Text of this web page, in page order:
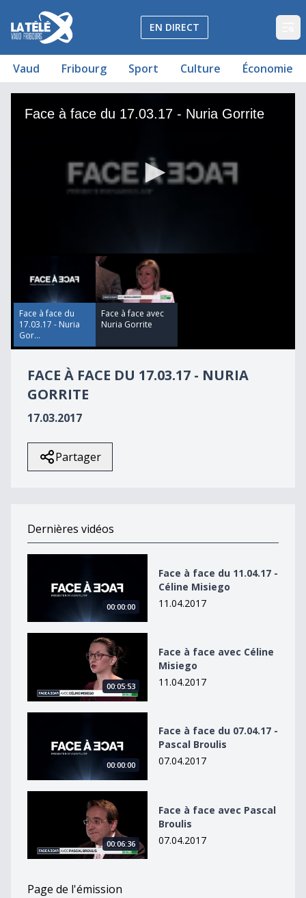
La Télé - Télévision régionale Vaud et Fribourg
EN DIRECT
Vaud Fribourg Sport Culture Économie
Face à face du 17.03.17 - Nuria Gorrite
minutes,
19
seconds
Face à face du
17.03.17 - Nuria
Gor...
Face à face avec
Nuria Gorrite
FACE À FACE DU 17.03.17 - NURIA
GORRITE
17.03.2017
Partager
Dernières vidéos
00:00:00
Face à face du 11.04.17 -
Céline Misiego
11.04.2017
Face à face avec Céline Misiego
00:05:53
Face à face avec Céline
Misiego
11.04.2017
00:00:00
Face à face du 07.04.17 -
Pascal Broulis
07.04.2017
Face à face avec Pascal Broulis
00:06:36
Face à face avec Pascal
Broulis
07.04.2017
Page de l'émission